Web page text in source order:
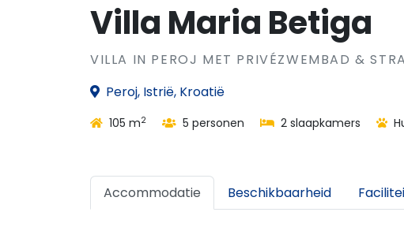
Villa Maria Betiga
VILLA IN PEROJ MET PRIVÉZWEMBAD &
Peroj, Istrië, Kroatië
105 m2 5 personen 2 slaapkamers
Accommodatie Beschikbaarheid